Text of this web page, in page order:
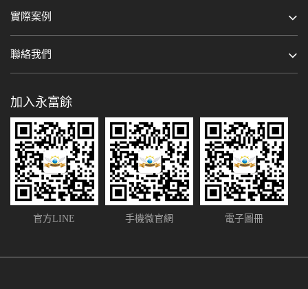
實際案例
聯絡我們
加入永富餘
官方LINE 手機微官網 電子圖冊